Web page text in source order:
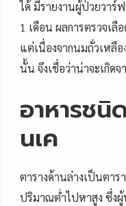
ได้ มีรายงานผู้ป่วยวาร์
1 เดือน ผลการตรวจเลื
แต่เนื่องจากนมถั่วเหลื
นั้น จึงเชื่อว่าน่าจะเกิด
อาหารชนิ
นเค
ตารางด้านล่างเป็นตา
ปริมาณต่ำไปหาสูง ซึ่ง